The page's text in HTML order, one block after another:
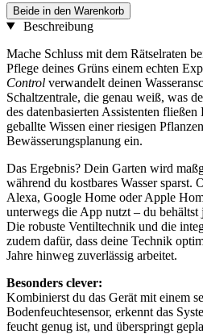
Beide in den Warenkorb
Beschreibung
Mache Schluss mit dem Rätselraten
Pflege deines Grüns einem echten
Control verwandelt deinen
Schaltzentrale, die genau weiß, was
des datenbasierten Assistenten
geballte Wissen einer riesigen
Bewässerungsplanung ein.
Das Ergebnis? Dein Garten wird
während du kostbares Wasser sparst.
Alexa, Google Home oder Apple
unterwegs die App nutzt – du
Die robuste Ventiltechnik und die
zudem dafür, dass deine Technik
Jahre hinweg zuverlässig arbeitet.
Besonders clever:
Kombinierst du das Gerät mit einem
Bodenfeuchtesensor, erkennt das
feucht genug ist, und überspringt